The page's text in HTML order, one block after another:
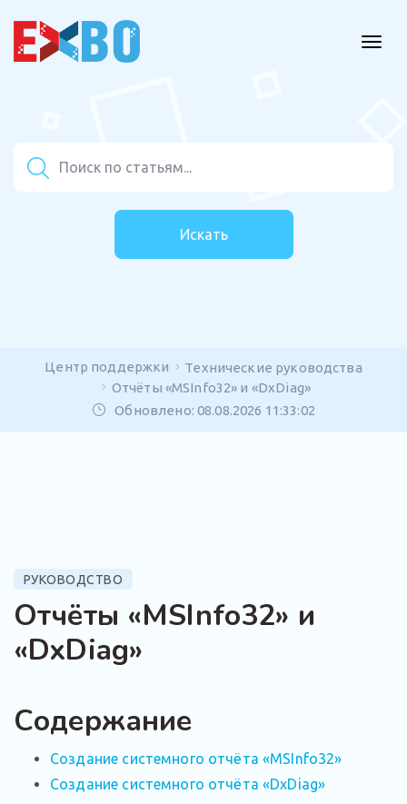
Искать
Центр поддержки
Технические руководства
Отчёты «MSInfo32» и «DxDiag»
Обновлено: 08.08.2026 11:33:02
РУКОВОДСТВО
Отчёты «MSInfo32» и
«DxDiag»
Содержание
Создание системного отчёта «MSInfo32»
Создание системного отчёта «DxDiag»